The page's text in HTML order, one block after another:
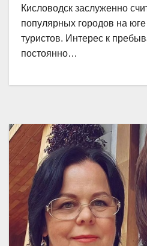
Кисловодск заслуженно
популярных городов на
туристов. Интерес к
постоянно…